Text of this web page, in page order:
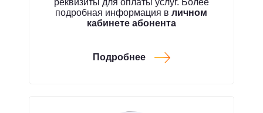
подробная информация вличном
кабинете абонента
Подробнее